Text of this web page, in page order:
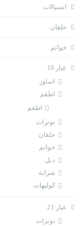
انسيالات
حلقان
خواتم
عيار 18
اساور
اطقم
اطقم
تونزات
حلقان
خواتم
دبل
شرابة
كوليهات
عيار 21
تونزات